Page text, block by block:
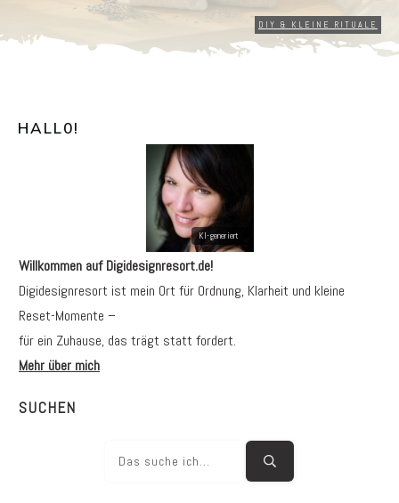
DIY & KLEINE RITUALE
HALL0!
Willkommen auf Digidesignresort.de!
Digidesignresort ist mein Ort für Ordnung, Klarheit und kleine
Reset-Momente –
für ein Zuhause, das trägt statt fordert.
Mehr über mich
SUCHEN